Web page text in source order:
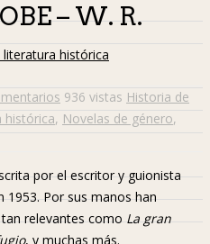
histórica
– W. R.
936 vistas Historia de
histórica, Novelas de género,
por el escritor y guionista
1953. Por sus manos han
relevantes como La gran
, y muchas más.